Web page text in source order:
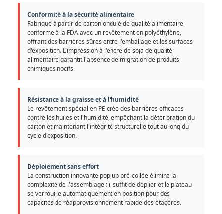
Conformité à la sécurité alimentaire
Fabriqué à partir de carton ondulé de qualité alimentaire
conforme à la FDA avec un revêtement en polyéthylène,
offrant des barrières sûres entre l'emballage et les surfaces
d'exposition. L'impression à l'encre de soja de qualité
alimentaire garantit l'absence de migration de produits
chimiques nocifs.
Résistance à la graisse et à l'humidité
Le revêtement spécial en PE crée des barrières efficaces
contre les huiles et l'humidité, empêchant la détérioration du
carton et maintenant l'intégrité structurelle tout au long du
cycle d'exposition.
Déploiement sans effort
La construction innovante pop-up pré-collée élimine la
complexité de l'assemblage : il suffit de déplier et le plateau
se verrouille automatiquement en position pour des
capacités de réapprovisionnement rapide des étagères.